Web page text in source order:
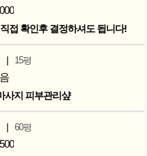
접 확인후 결정하셔도 됩니다!
| 15평
사지 피부관리샾
| 60평